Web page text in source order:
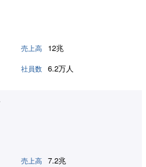
売上高 12兆
社員数 6.2万人
売上高 7.2兆